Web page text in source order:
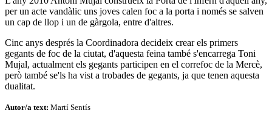
per un acte vandàlic uns joves calen foc a la porta i només se salven
un cap de llop i un de gàrgola, entre d'altres.
Cinc anys després la Coordinadora decideix crear els primers
gegants de foc de la ciutat, d'aquesta feina també s'encarrega Toni
Mujal, actualment els gegants participen en el correfoc de la Mercè,
però també se'ls ha vist a trobades de gegants, ja que tenen aquesta
dualitat.
Autor/a text: Martí Sentís